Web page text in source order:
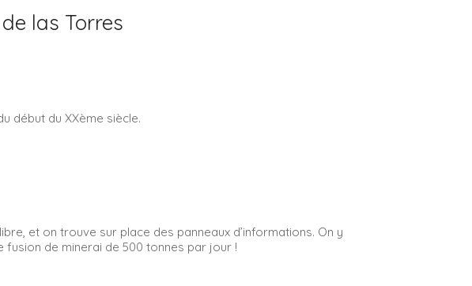
las Torres
début du XXème siècle.
et on trouve sur place des panneaux d’informations. On y
de minerai de 500 tonnes par jour !